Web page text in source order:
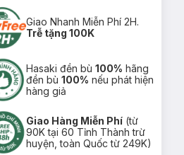
Giao Nhanh Miễn Phí 2H.
Trễ tặng 100K
Hasaki đền bù100% hãng
đền bù100% nếu phát hiện
hàng giả
Giao Hàng Miễn Phí (từ
90K tại 60 Tỉnh Thành trừ
huyện, toàn Quốc từ 249K)